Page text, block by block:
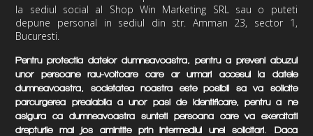
la sediul social al Shop Win Marketing SRLsau o puteti
depune personal in sediul din str. Amman 23, sector 1,
Bucuresti.
Pentru protectia datelor dumneavoastra, pentru a preveni abuzul
unor persoane rau-voitoare care ar urmari accesul la datele
dumneavoastra, societatea noastra este posibil sa va solicite
parcurgerea prealabila a unor pasi de identificare, pentru a ne
asigura ca dumneavoastra sunteti persoana care va exercitati
drepturile mai jos amintite prin intermediul unei solicitari. Daca